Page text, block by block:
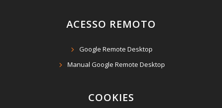
ACESSO REMOTO
Google Remote Desktop
Manual Google Remote Desktop
COOKIES